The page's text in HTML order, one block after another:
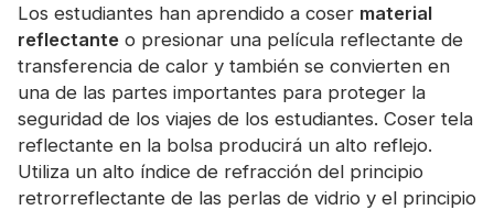
Contacto
Los estudiantes han aprendido a coser material
reflectante o presionar una película reflectante de
transferencia de calor y también se convierten en
una de las partes importantes para proteger la
seguridad de los viajes de los estudiantes. Coser tela
reflectante en la bolsa producirá un alto reflejo.
Utiliza un alto índice de refracción del principio
retrorreflectante de las perlas de vidrio y el principio